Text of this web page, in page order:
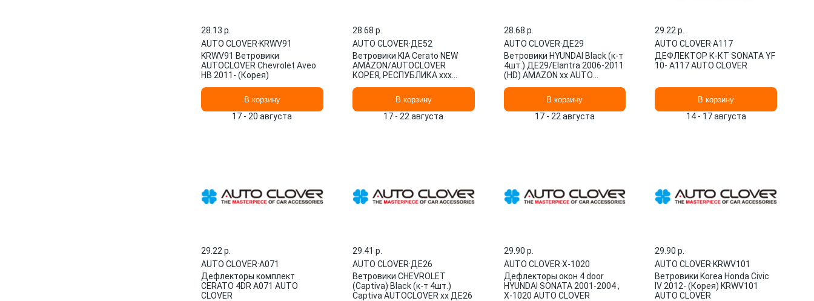
28.13 p.
AUTO CLOVER·KRWV91
KRWV91 Ветровики
AUTOCLOVER Chevrolet Aveo
HB 2011- (Корея)
В корзину
17 - 20 августа
28.68 p.
AUTO CLOVER·ДЕ52
Ветровики KIA Cerato NEW
AMAZON/AUTOCLOVER
КОРЕЯ, РЕСПУБЛИКА xxx
В корзину
17 - 22 августа
28.68 p.
AUTO CLOVER·ДЕ29
Ветровики HYUNDAI Black (к-т
4шт.) ДЕ29/Elantra 2006-2011
(HD) AMAZON xx AUTO
В корзину
17 - 22 августа
29.22 p.
AUTO CLOVER·A117
ДЕФЛЕКТОР К-КТ SONATA YF
10- A117 AUTO CLOVER
В корзину
14 - 17 августа
29.22 p.
AUTO CLOVER·A071
Дефлекторы комплект
CERATO 4DR A071 AUTO
CLOVER
29.41 p.
AUTO CLOVER·ДЕ26
Ветровики CHEVROLET
(Captiva) Black (к-т 4шт.)
Captiva AUTOCLOVER xx ДЕ26
29.90 p.
AUTO CLOVER·Х-1020
Дефлекторы окон 4 door
HYUNDAI SONATA 2001-2004 ,
Х-1020 AUTO CLOVER
29.90 p.
AUTO CLOVER·KRWV101
Ветровики Korea Honda Civic
IV 2012- (Корея) KRWV101
AUTO CLOVER